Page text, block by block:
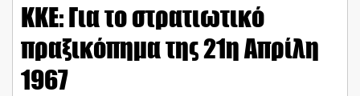
ΚΚΕ: Για το στρατιωτικό
πραξικόπημα της 21η Απρίλη
1967